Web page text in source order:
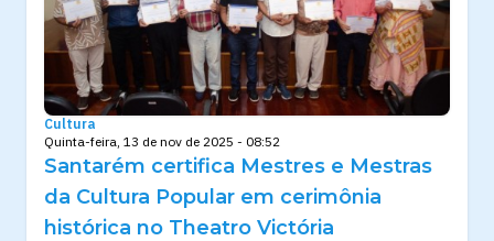
Cultura
Quinta-feira, 13 de nov de 2025 - 08:52
Santarém certifica Mestres e Mestras
da Cultura Popular em cerimônia
histórica no Theatro Victória